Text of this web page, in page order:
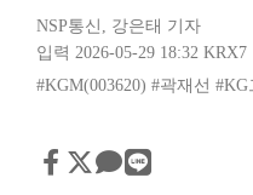
NSP통신 , 강은태 기자
입력 2026-05-29 18:32 KRX7
#KGM(003620) #곽재선 #KG